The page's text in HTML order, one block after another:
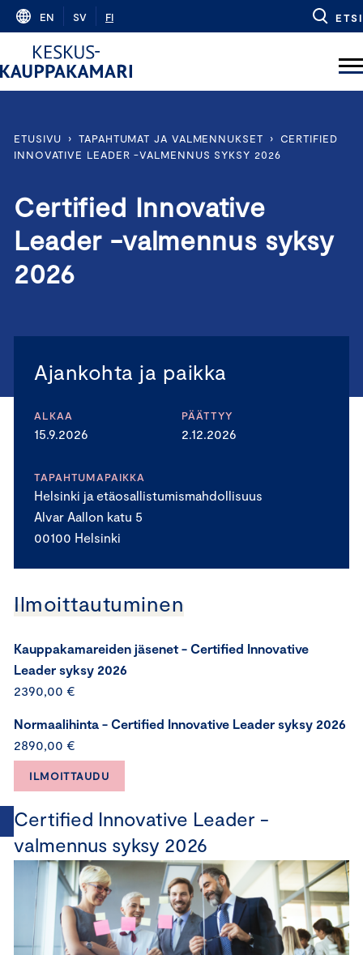
Skip
content
EN SV FI ETSI
ETUSIVU › TAPAHTUMAT JA VALMENNUKSET › CERTIFIED
INNOVATIVE LEADER -VALMENNUS SYKSY 2026
Certified Innovative
Leader -valmennus syksy
2026
Ajankohta ja paikka
ALKAA
15.9.2026
PÄÄTTYY
2.12.2026
TAPAHTUMAPAIKKA
Helsinki ja etäosallistumismahdollisuus
Alvar Aallon katu 5
00100 Helsinki
Ilmoittautuminen
Kauppakamareiden jäsenet - Certified Innovative
Leader syksy 2026
2390,00 €
Normaalihinta - Certified Innovative Leader syksy 2026
2890,00 €
ILMOITTAUDU
Certified Innovative Leader -
valmennus syksy 2026